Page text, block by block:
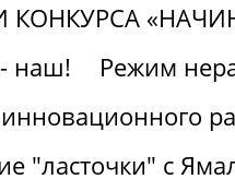
КОНКУРСА
наш!
Режим
"ласточки" с